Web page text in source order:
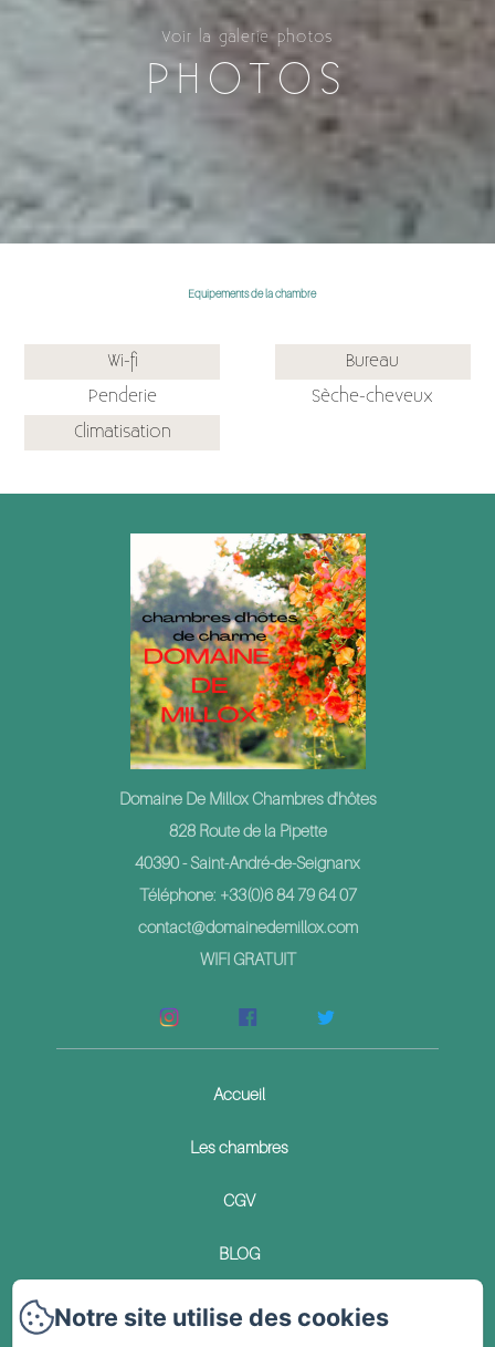
Voir la galerie photos
PHOTOS
Equipements de la chambre
Wi-fi
Penderie
Climatisation
Bureau
Sèche-cheveux
Domaine De Millox Chambres d'hôtes
828 Route de la Pipette
40390 - Saint-André-de-Seignanx
Téléphone: +33(0)6 84 79 64 07
contact@domainedemillox.com
WIFI GRATUIT
Accueil
Les chambres
CGV
BLOG
Contact
Notre site utilise des cookies